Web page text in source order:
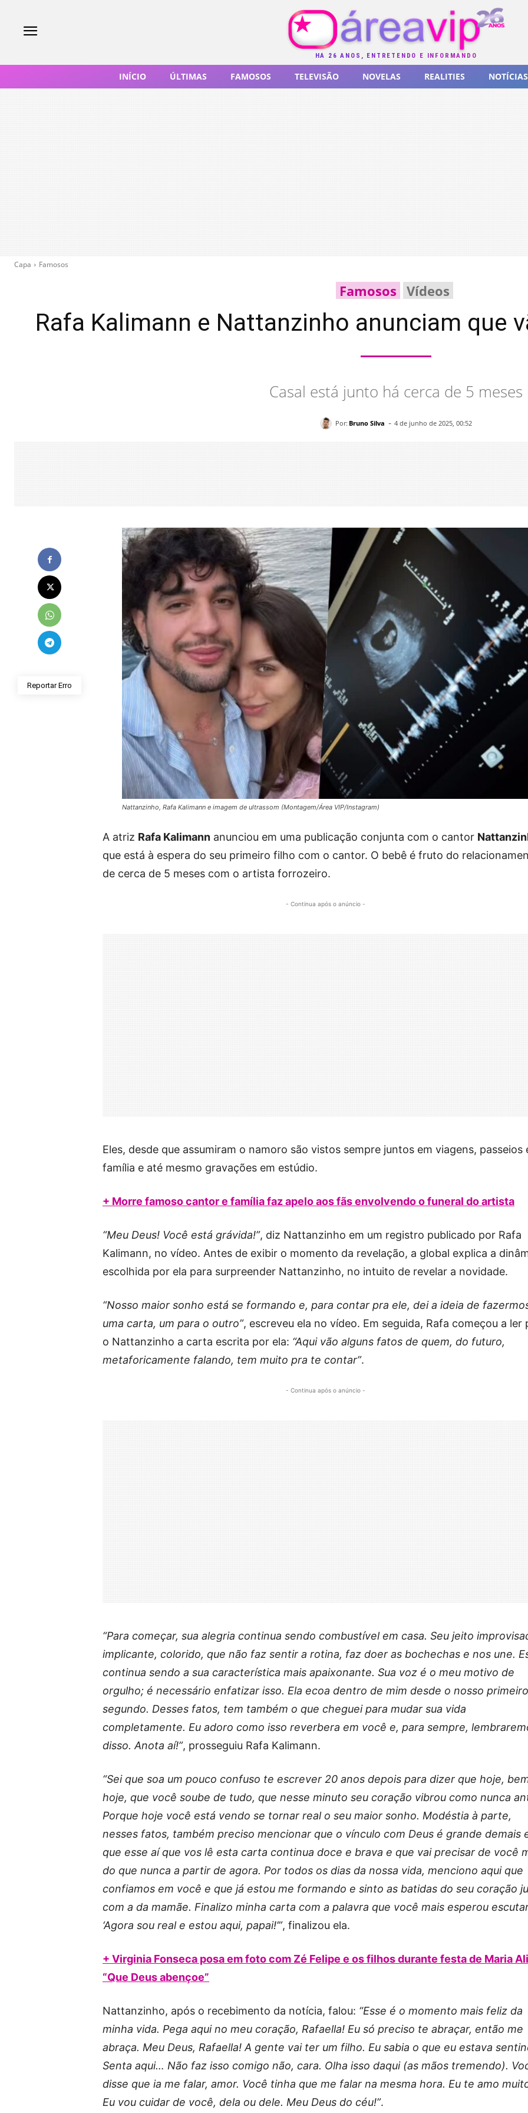
HÁ 26 ANOS, ENTRETENDO E INFORMANDO
INÍCIO ÚLTIMAS FAMOSOS TELEVISÃO NOVELAS REALITIES NOTÍCIAS
Capa Famosos
Famosos Vídeos
Rafa Kalimann e Nattanzinho anunciam que
Casal está junto há cerca de 5 meses
Por: Bruno Silva - 4 de junho de 2025, 00:52
Reportar Erro
Nattanzinho, Rafa Kalimann e imagem de ultrassom (Montagem/Área VIP/Instagram)
A atriz Rafa Kalimann anunciou em uma publicação conjunta com o cantor
que está à espera do seu primeiro filho com o cantor. O bebê é fruto do
de cerca de 5 meses com o artista forrozeiro.
- Continua após o anúncio -
Eles, desde que assumiram o namoro são vistos sempre juntos em viagens, passeios
família e até mesmo gravações em estúdio.
+ Morre famoso cantor e família faz apelo aos fãs envolvendo o funeral do artista
“Meu Deus! Você está grávida!”, diz Nattanzinho em um registro publicado por Rafa
Kalimann, no vídeo. Antes de exibir o momento da revelação, a global explica a
escolhida por ela para surpreender Nattanzinho, no intuito de revelar a novidade.
“Nosso maior sonho está se formando e, para contar pra ele, dei a ideia de
uma carta, um para o outro”, escreveu ela no vídeo. Em seguida, Rafa começou a ler
o Nattanzinho a carta escrita por ela: “Aqui vão alguns fatos de quem, do futuro,
metaforicamente falando, tem muito pra te contar”.
- Continua após o anúncio -
“Para começar, sua alegria continua sendo combustível em casa. Seu jeito
implicante, colorido, que não faz sentir a rotina, faz doer as bochechas e nos une.
continua sendo a sua característica mais apaixonante. Sua voz é o meu motivo de
orgulho; é necessário enfatizar isso. Ela ecoa dentro de mim desde o nosso primeiro
segundo. Desses fatos, tem também o que cheguei para mudar sua vida
completamente. Eu adoro como isso reverbera em você e, para sempre,
disso. Anota aí!”, prosseguiu Rafa Kalimann.
“Sei que soa um pouco confuso te escrever 20 anos depois para dizer que hoje,
hoje, que você soube de tudo, que nesse minuto seu coração vibrou como nunca
Porque hoje você está vendo se tornar real o seu maior sonho. Modéstia à parte,
nesses fatos, também preciso mencionar que o vínculo com Deus é grande demais
que esse aí que vos lê esta carta continua doce e brava e que vai precisar de você
do que nunca a partir de agora. Por todos os dias da nossa vida, menciono aqui que
confiamos em você e que já estou me formando e sinto as batidas do seu coração
com a da mamãe. Finalizo minha carta com a palavra que você mais esperou
‘Agora sou real e estou aqui, papai!’”, finalizou ela.
+ Virginia Fonseca posa em foto com Zé Felipe e os filhos durante festa de Maria
“Que Deus abençoe”
Nattanzinho, após o recebimento da notícia, falou: “Esse é o momento mais feliz da
minha vida. Pega aqui no meu coração, Rafaella! Eu só preciso te abraçar, então me
abraça. Meu Deus, Rafaella! A gente vai ter um filho. Eu sabia o que eu estava
Senta aqui… Não faz isso comigo não, cara. Olha isso daqui (as mãos tremendo).
disse que ia me falar, amor. Você tinha que me falar na mesma hora. Eu te amo
Eu vou cuidar de você, dela ou dele. Meu Deus do céu!”.